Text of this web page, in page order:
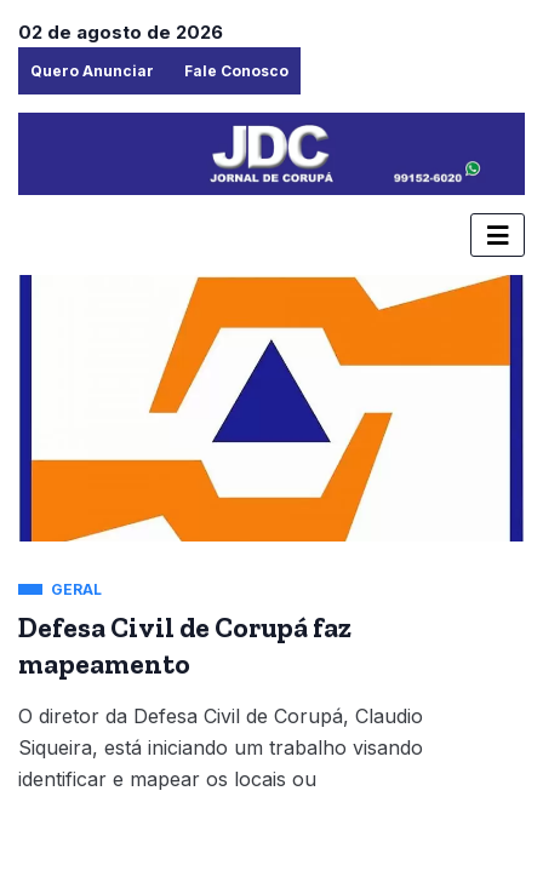
02 de agosto de 2026
Quero Anunciar Fale Conosco
GERAL
Defesa Civil de Corupá faz
mapeamento
O diretor da Defesa Civil de Corupá, Claudio
Siqueira, está iniciando um trabalho visando
identificar e mapear os locais ou